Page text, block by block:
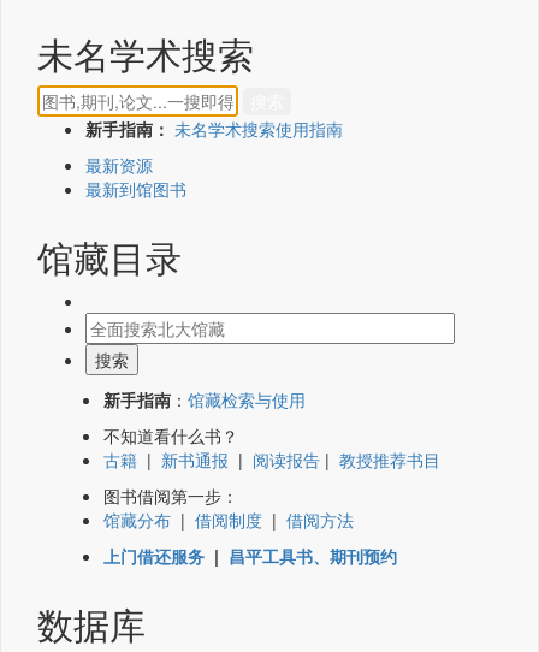
未名学术搜索
新手指南： 未名学术搜索使用指南
最新资源
最新到馆图书
馆藏目录
新手指南 ： 馆藏检索与使用
不知道看什么书？
古籍 | 新书通报 | 阅读报告 | 教授推荐书目
图书借阅第一步：
馆藏分布 | 借阅制度 | 借阅方法
上门借还服务 | 昌平工具书、期刊预约
数据库